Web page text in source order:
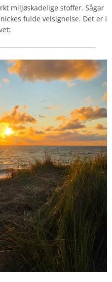
miljøskadelige stoffer. Sågar
fulde velsignelse. Det er i